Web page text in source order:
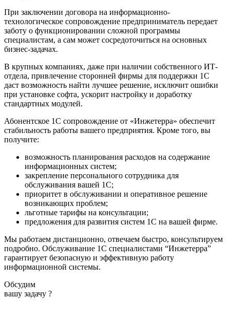
При заключении договора на информационно-
технологическое сопровождение предприниматель передает
заботу о функционировании сложной программы
специалистам, а сам может сосредоточиться на основных
бизнес-задачах.
В крупных компаниях, даже при наличии собственного ИТ-
отдела, привлечение сторонней фирмы для поддержки 1С
даст возможность найти лучшее решение, исключит ошибки
при установке софта, ускорит настройку и доработку
стандартных модулей.
Абонентское 1С сопровождение от «Инжетерра» обеспечит
стабильность работы вашего предприятия. Кроме того, вы
получите:
возможность планирования расходов на содержание
информационных систем;
закрепление персонального сотрудника для
обслуживания вашей 1С;
приоритет в обслуживании и оперативное решение
возникающих проблем;
льготные тарифы на консультации;
предложения для развития систем 1С на вашей фирме.
Мы работаем дистанционно, отвечаем быстро, консультируем
подробно. Обслуживание 1С специалистами “Инжетерра”
гарантирует безопасную и эффективную работу
информационной системы.
Обсудим
вашу задачу ?